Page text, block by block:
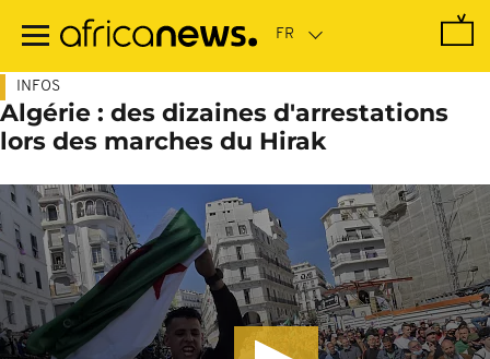
contenu
INFOS
Algérie : des dizaines d'arrestations
lors des marches du Hirak